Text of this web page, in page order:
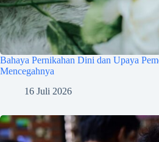
Bahaya Pernikahan Dini dan Upaya
Mencegahnya
16 Juli 2026